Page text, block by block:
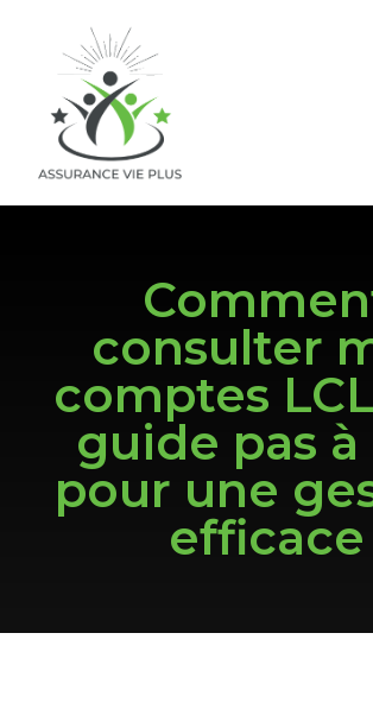
consulter
comptes
guide pas à
pour une
efficace